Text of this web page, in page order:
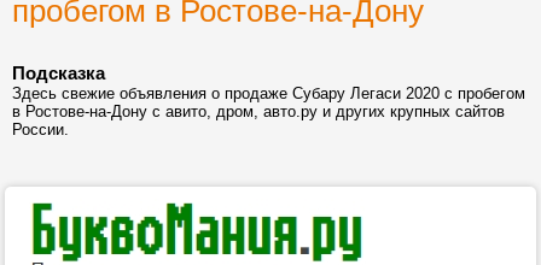
пробегом в Ростове-на-Дону
Подсказка
Здесь свежие объявления о продаже Субару Легаси 2020 с пробегом
в Ростове-на-Дону с авито, дром, авто.ру и других крупных сайтов
России.